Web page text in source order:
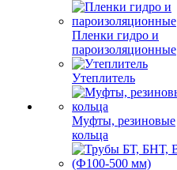
Пленки гидро и
пароизоляционные
Утеплитель
Муфты, резиновые
кольца